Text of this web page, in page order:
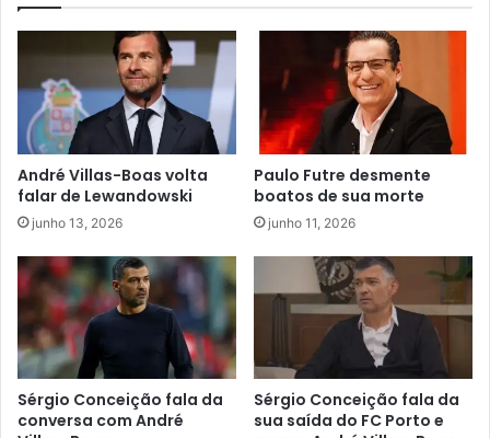
André Villas-Boas volta
falar de Lewandowski
junho 13, 2026
Paulo Futre desmente
boatos de sua morte
junho 11, 2026
Sérgio Conceição fala da
conversa com André
Sérgio Conceição fala da
sua saída do FC Porto e